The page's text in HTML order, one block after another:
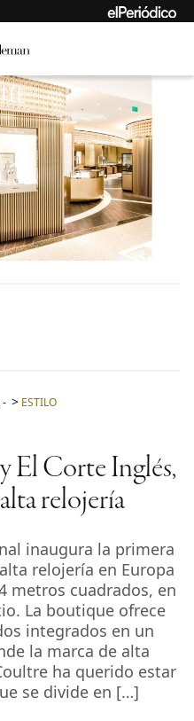
- ESTILO
El Corte Inglés,
relojería
inaugura la primera
relojería en Europa
metros cuadrados, en
La boutique ofrece
integrados en un
la marca de alta
ha querido estar
se divide en […]